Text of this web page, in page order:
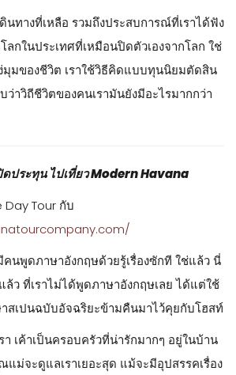
ดินทางที่เหลือ รวมถึงประสบการณ์ที่เราได้ฟัง
ลกในประเทศที่เหมือนปิดตัวเองจากโลก ใช่
มุมของชีวิต เราใช้วิธีคิดแบบทุนนิยมตัดสิน
ว่าวิถีชีวิตของคนเรามันยังมีอะไรมากกว่า
ดประทุน ไปเที่ยว Modern Havana
Day Tour กับ
คนพูดภาษาอังกฤษด้วยรู้เรื่องซักที ใช่แล้ว นี่
ว ที่เราไม่ได้พูดภาษาอังกฤษเลย ได้แต่ใช้
สเปนฉบับอัจฉริยะข้ามคืนมาไว้คุยกับโฮสท์
เค้าเป็นครอบครัวที่น่ารักมากๆ อยู่ในบ้าน
ม่จะดูแลเราเยอะสุด แม้จะมีอุปสรรคเรื่อง